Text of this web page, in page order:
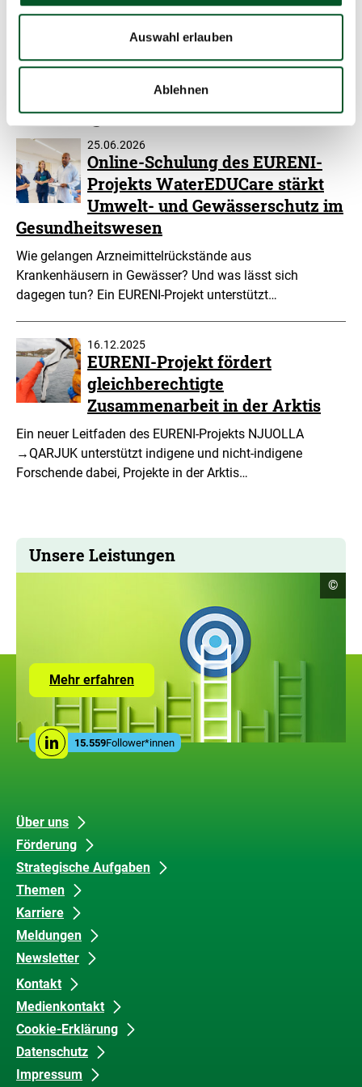
Auswahl erlauben
Ablehnen
Zu den Podcast-Folgen
Meldungen
25.06.2026
Online-Schulung des EURENI-
Projekts WaterEDUCare stärkt
Umwelt- und Gewässerschutz im
Gesundheitswesen
Wie gelangen Arzneimittelrückstände aus
Krankenhäusern in Gewässer? Und was lässt sich
dagegen tun? Ein EURENI-Projekt unterstützt…
16.12.2025
EURENI-Projekt fördert
gleichberechtigte
Zusammenarbeit in der Arktis
Ein neuer Leitfaden des EURENI-Projekts NJUOLLA
→QARJUK unterstützt indigene und nicht-indigene
Forschende dabei, Projekte in der Arktis…
Unsere Leistungen
Mehr erfahrenZur
Seite
den
Leistungen
der
ZUG
Social
MediaLinkedin
15.559Follower*innen
©
Unsere
Inhalte
Über uns
Förderung
Strategische Aufgaben
Themen
Karriere
Meldungen
Newsletter
Datenschutz
und
Barrierefreiheit
Kontakt
Medienkontakt
Cookie-Erklärung
Datenschutz
Impressum